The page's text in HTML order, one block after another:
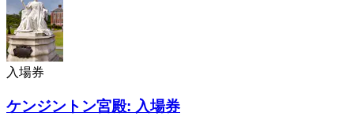
入場券
ケンジントン宮殿: 入場券